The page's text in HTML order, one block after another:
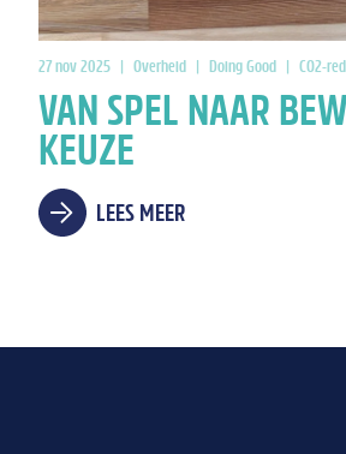
27 nov 2025 | Overheid | Doing Good | CO2-
VAN SPEL NAAR
KEUZE
LEES MEER